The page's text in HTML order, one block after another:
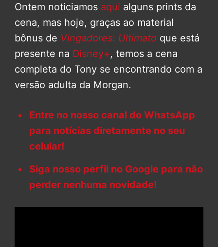
Ontem noticiamos aqui alguns prints da
cena, mas hoje, graças ao material
bônus de Vingadores: Ultimato que está
presente na Disney+, temos a cena
completa do Tony se encontrando com a
versão adulta da Morgan.
Entre no nosso canal do WhatsApp
para notícias diretamente no seu
celular!
Siga nosso perfil no Google para não
perder nenhuma novidade!